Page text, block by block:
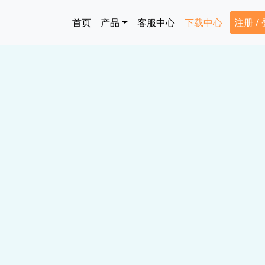
Main navigation
首页 产品 客服中心 下载中心 注册 /